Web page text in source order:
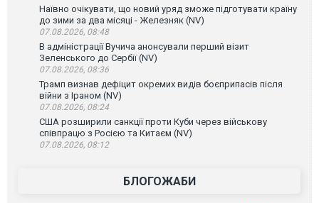
Наївно очікувати, що новий уряд зможе підготувати країну
до зими за два місяці - Железняк (NV)
07.08.2026, 08:48
В адміністрації Вучича анонсували перший візит
Зеленського до Сербії (NV)
07.08.2026, 08:36
Трамп визнав дефіцит окремих видів боєприпасів після
війни з Іраном (NV)
07.08.2026, 08:24
США розширили санкції проти Куби через військову
співпрацю з Росією та Китаєм (NV)
07.08.2026, 08:12
БЛОГОЖАБИ